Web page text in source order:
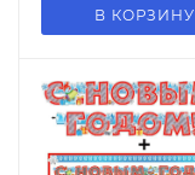
В КОРЗИНУ